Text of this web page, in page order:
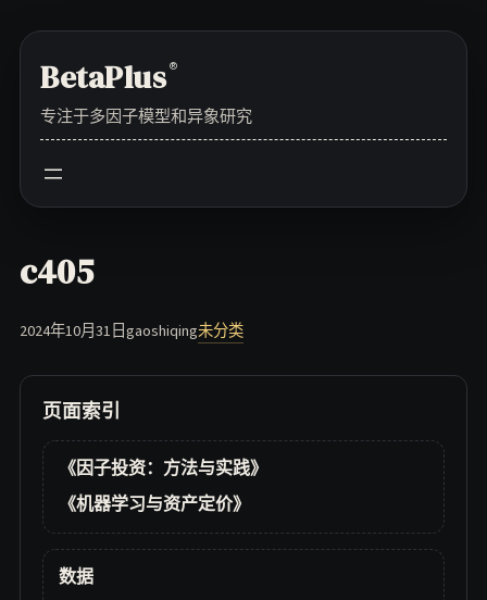
contentBetaPlus®
专注于多因子模型和异象研究
c405
2024年10月31日gaoshiqing未分类
页面索引
《因子投资：方法与实践》
《机器学习与资产定价》
数据